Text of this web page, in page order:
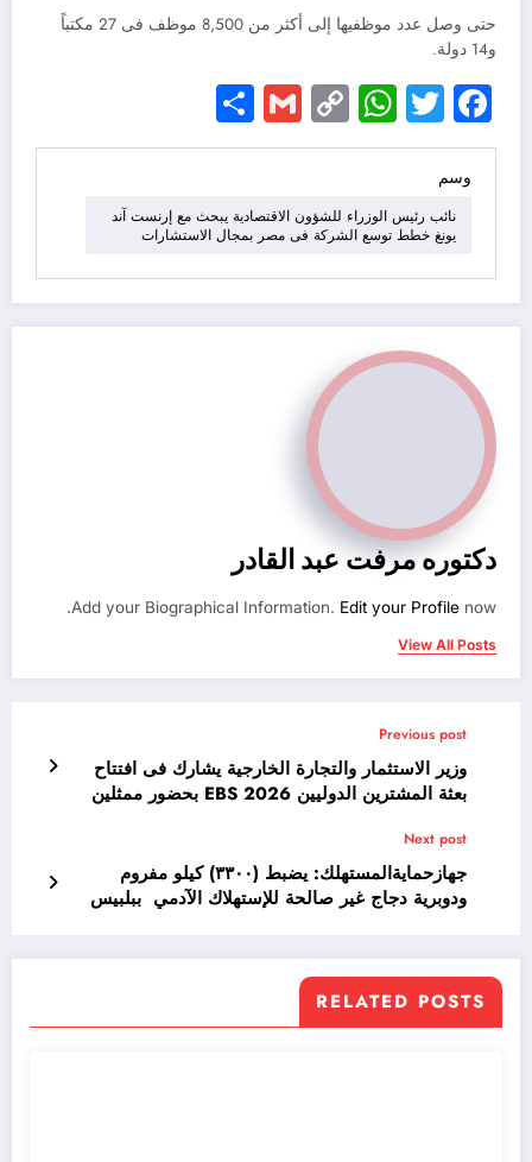
حتى وصل عدد موظفيها إلى أكثر من 8,500 موظف فى 27 مكتباً
و14 دولة.
Facebook
Twitter
WhatsApp
Copy
Link
Gmail
وسم
نائب رئيس الوزراء للشؤون الاقتصادية يبحث مع إرنست آند
يونغ خطط توسع الشركة فى مصر بمجال الاستشارات
دكتوره مرفت عبد القادر
Add your Biographical Information. Edit your Profile now.
View All Posts
Previous post
وزير الاستثمار والتجارة الخارجية يشارك فى افتتاح
بعثة المشترين الدوليين EBS 2026 بحضور ممثلين
Next post
جهازحمايةالمستهلك: يضبط (٣٣٠٠) كيلو مفروم
ودوبرية دجاج غير صالحة للإستهلاك الآدمي ببلبيس
RELATED POSTS